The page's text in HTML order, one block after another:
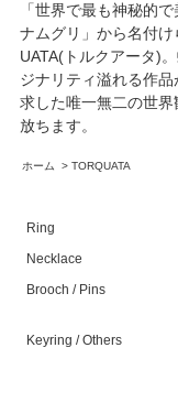
「世界で最も神秘的
ナムグリ」から名付
UATA(トルクアータ)
ジナリティ溢れる作
求した唯一無二の世
放ちます。
ホーム > TORQUATA
Ring
Necklace
Brooch / Pins
Keyring / Others